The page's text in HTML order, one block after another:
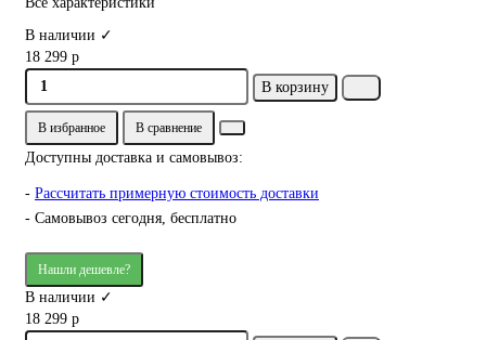
В наличии ✓
18 299 р
В корзину
В избранное В сравнение
Доступны доставка и самовывоз:
- Рассчитать примерную стоимость доставки
- Самовывоз сегодня, бесплатно
Нашли дешевле?
В наличии ✓
18 299 р